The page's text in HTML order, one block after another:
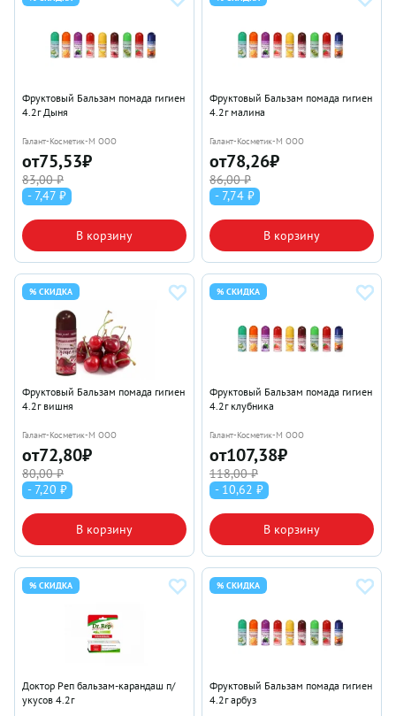
Фруктовый Бальзам помада гигиен
4.2г Дыня
Галант-Косметик-М ООО
от75,53₽
83,00 ₽
- 7,47 ₽
В корзину
Фруктовый Бальзам помада гигиен
4.2г малина
Галант-Косметик-М ООО
от78,26₽
86,00 ₽
- 7,74 ₽
В корзину
% СКИДКА
Фруктовый Бальзам помада гигиен
4.2г вишня
Галант-Косметик-М ООО
от72,80₽
80,00 ₽
- 7,20 ₽
В корзину
% СКИДКА
Фруктовый Бальзам помада гигиен
4.2г клубника
Галант-Косметик-М ООО
от107,38₽
118,00 ₽
- 10,62 ₽
В корзину
% СКИДКА
Доктор Реп бальзам-карандаш п/
укусов 4.2г
% СКИДКА
Фруктовый Бальзам помада гигиен
4.2г арбуз